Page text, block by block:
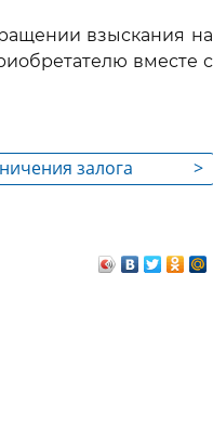
взыскания на
вместе с
>
залога